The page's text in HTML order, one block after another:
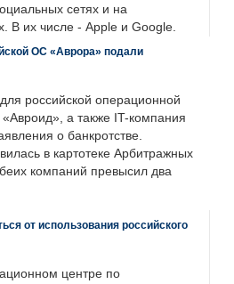
сетях и на
В их числе - Apple и Google.
ОС «Аврора» подали
российской операционной
а также IT-компания
о банкротстве.
в картотеке Арбитражных
компаний превысил два
от использования российского
центре по